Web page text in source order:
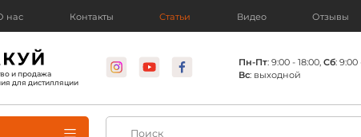
нас Контакты Статьи Видео Отзывы
и продажа
для дистилляции
Пн-Пт: 9:00 - 18:00,Сб: 9:00
Вс: выходной